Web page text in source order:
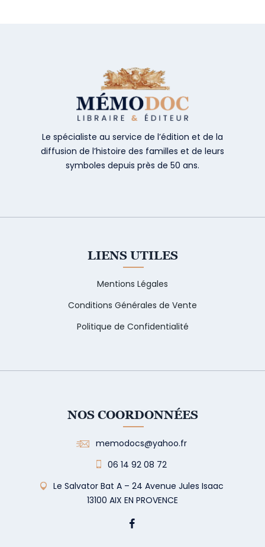
Le spécialiste au service de l’édition et de la
diffusion de l’histoire des familles et de leurs
symboles depuis près de 50 ans.
LIENS UTILES
Mentions Légales
Conditions Générales de Vente
Politique de Confidentialité
NOS COORDONNÉES
memodocs@yahoo.fr
06 14 92 08 72
Le Salvator Bat A – 24 Avenue Jules Isaac
13100 AIX EN PROVENCE